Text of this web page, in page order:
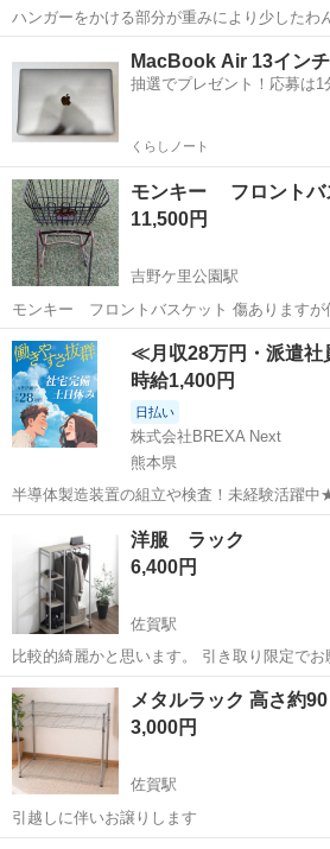
ハンガーをかける部分が重みにより少したわ
写真2枚目の足の一つのゴム？が取れていて
すが問題なく使えています。 お取引希望日時を最初に教えてくださ
い。 ノークレームノーリターンでお...
収納家具
MacBook Air 13イン
抽選でプレゼント！応募は1
くらしノート
モンキー フロントバ
11,500円
吉野ケ里公園駅
モンキー フロントバスケット 傷ありますが
佐賀 三養基郡 吉野ケ里公園駅 収
≪月収28万円・派遣
時給1,400円
日払い
株式会社BREXA Next
熊本県
半導体製造装置の組立や検査！未経験活躍
中★ワンルーム寮完備！赴任旅費会社負担！
車場あり！正社員登用あり！《熊本県菊池郡大津町》 人気
仕事 ◇半導体製造装置の組立...
その他
洋服 ラック
6,400円
佐賀駅
比較的綺麗かと思います。 引き取り限定でお
佐賀 佐賀市 佐賀駅 収納家具
3,000円
佐賀駅
引越しに伴いお譲りします